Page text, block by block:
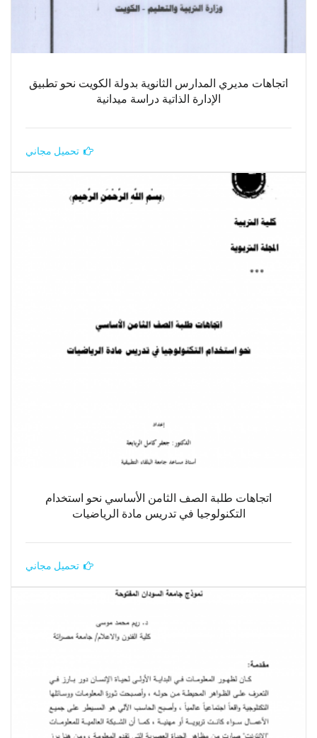
اتجاهات مديري المدارس الثانوية بدولة الكويت نحو تطبيق
الإدارة الذاتية دراسة ميدانية
تحميل مجاني
اتجاهات طلبة الصف الثامن الأساسي نحو استخدام
التكنولوجيا في تدريس مادة الرياضيات
تحميل مجاني